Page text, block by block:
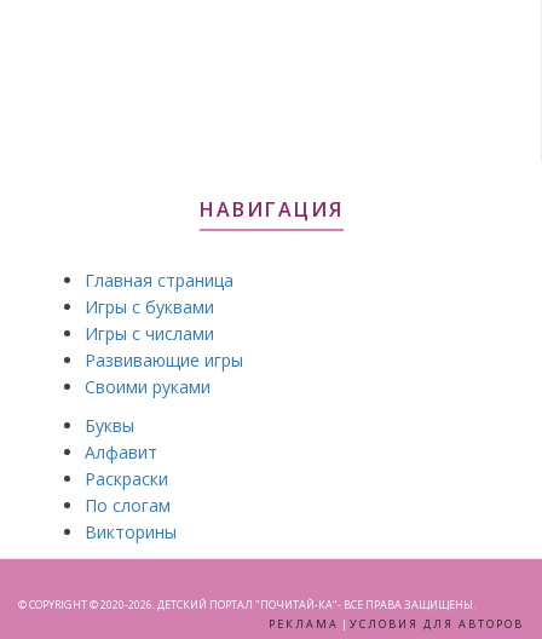
НАВИГАЦИЯ
Главная страница
Игры с буквами
Игры с числами
Развивающие игры
Своими руками
Буквы
Алфавит
Раскраски
По слогам
Викторины
© COPYRIGHT © 2020-2026. ДЕТСКИЙ ПОРТАЛ "ПОЧИТАЙ-КА"- ВСЕ ПРАВА ЗАЩИЩЕНЫ.
РЕКЛАМА | УСЛОВИЯ ДЛЯ АВТОРОВ